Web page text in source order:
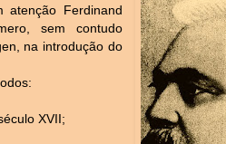
atenção Ferdinand
sem contudo
na introdução do
XVII;